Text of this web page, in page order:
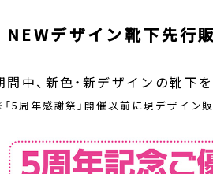
NEWデザイン靴下先行販
間中、新色・新デザインの靴下
5周年感謝祭」開催以前に現デザイン